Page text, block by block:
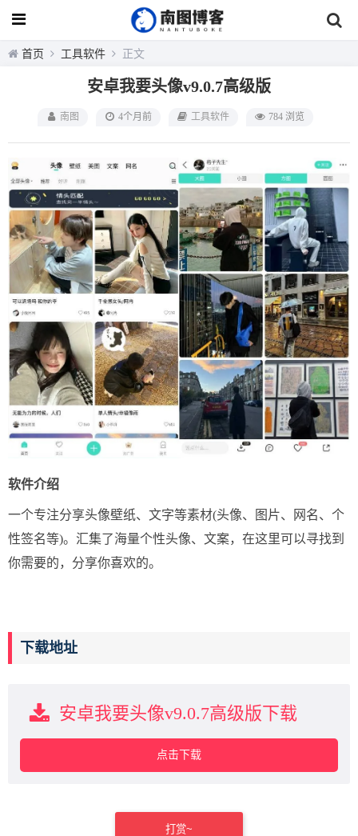
首页 工具软件 正文
安卓我要头像v9.0.7高级版
南图 4个月前 工具软件 784 浏览
软件介绍
一个专注分享头像壁纸、文字等素材(头像、图片、网名、个
性签名等)。汇集了海量个性头像、文案，在这里可以寻找到
你需要的，分享你喜欢的。
下载地址
安卓我要头像v9.0.7高级版下载
点击下载
打赏~